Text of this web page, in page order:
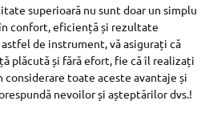
superioară nu sunt doar un simplu
confort, eficiență și rezultate
de instrument, vă asigurați că
plăcută și fără efort, fie că îl realizați
considerare toate aceste avantaje și
nevoilor și așteptărilor dvs.!